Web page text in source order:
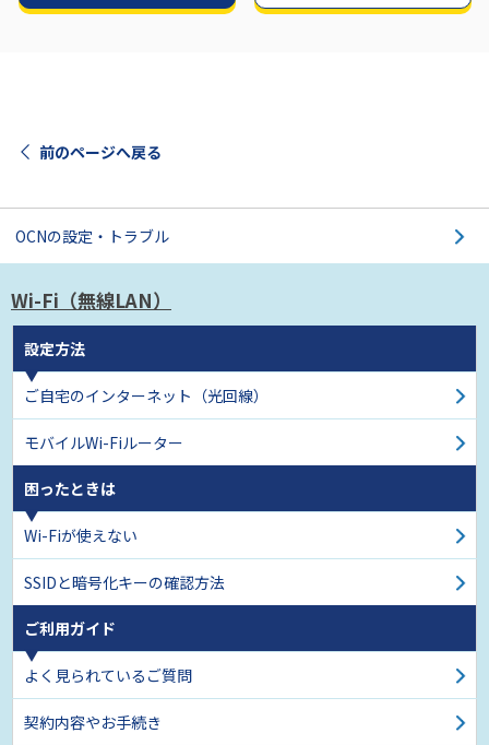
前のページへ戻る
OCNの設定・トラブル
Wi-Fi（無線LAN）
設定方法
ご自宅のインターネット （光回線）
モバイルWi-Fiルーター
困ったときは
Wi-Fiが使えない
SSIDと暗号化キーの確認方法
ご利用ガイド
よく見られているご質問
契約内容やお手続き